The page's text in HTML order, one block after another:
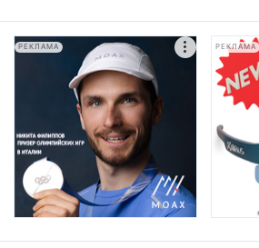
РЕКЛАМА РЕКЛАМА